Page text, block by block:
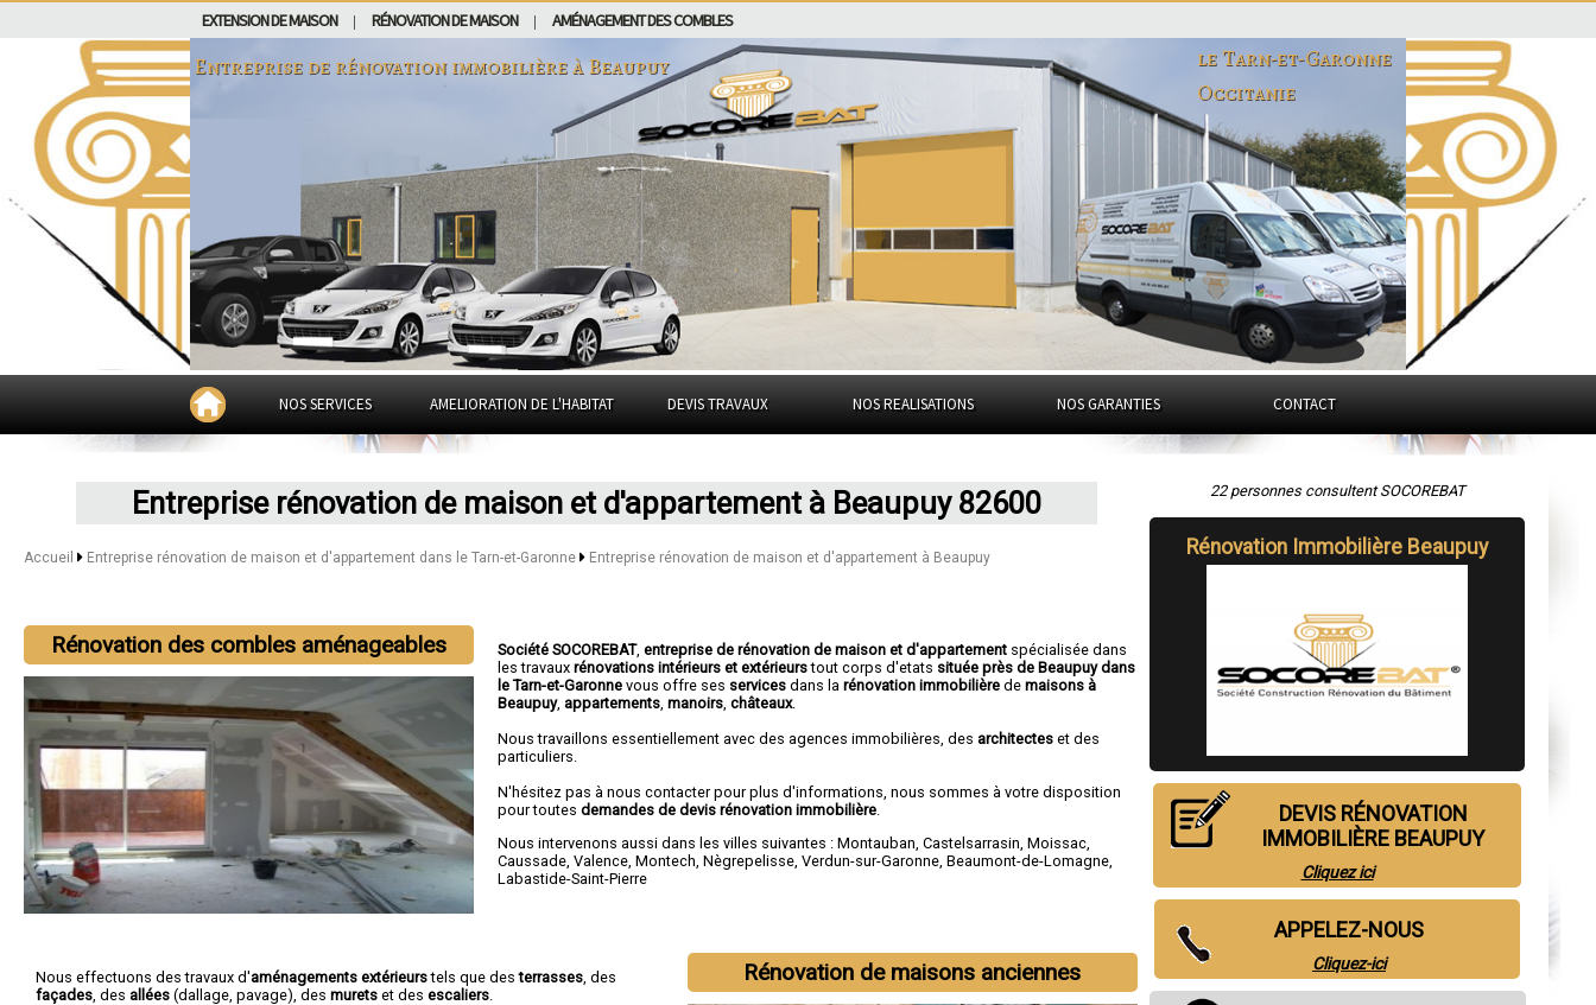
EXTENSION DE MAISON RÉNOVATION DE MAISON AMÉNAGEMENT DES COMBLES
Entreprise de rénovation immobilière àBeaupuy
le Tarn-et-Garonne
Occitanie
NOS SERVICES AMELIORATION DE L'HABITAT DEVIS TRAVAUX NOS REALISATIONS NOS GARANTIES CONTACT
Entreprise rénovation de maison et d'appartement à Beaupuy 82600
Accueil Entreprise rénovation de maison et d'appartement dans le Tarn-et-Garonne Entreprise rénovation de maison et d'appartement à Beaupuy
Rénovation des combles aménageables Société SOCOREBAT,entreprise de rénovation de maison et d'appartement spécialisée dans
les travauxrénovations intérieurs et extérieurstout corps d'etats située près de Beaupuy dans
le Tarn-et-Garonnevous offre ses services dans larénovation immobilière demaisons à
Beaupuy, appartements ,manoirs ,châteaux.
Nous travaillons essentiellement avec des agences immobilières, des architectes et des
particuliers.
N'hésitez pas à nous contacter pour plus d'informations, nous sommes à votre disposition
pour toutesdemandes de devis rénovation immobilière
Nous intervenons aussi dans les villes suivantes :Montauban ,Castelsarrasin ,Moissac
Caussade ,Valence ,Montech ,Nègrepelisse ,Verdun-sur-Garonne ,Beaumont-de-Lomagne
Labastide-Saint-Pierre
Rénovation de maisons anciennes
Nous effectuons des travaux d'aménagements extérieurstels que desterrasses , des
façades , des allées (dallage, pavage), des murets et des escaliers
22 personnes consultent SOCOREBAT
Rénovation Immobilière Beaupuy
DEVIS RÉNOVATION
IMMOBILIÈRE BEAUPUY
Cliquez ici
APPELEZ-NOUS
Cliquez-ici